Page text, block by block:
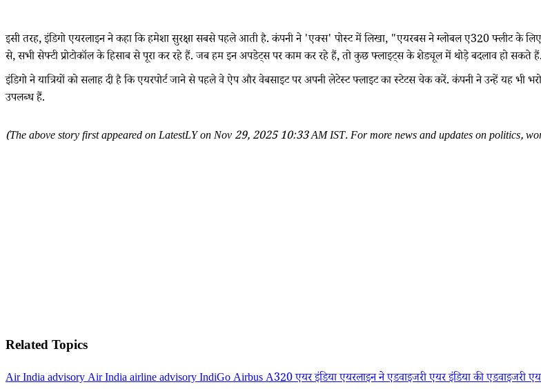
इसी तरह, इंडिगो एयरलाइन ने कहा कि हमेशा सुरक्षा सबसे पहले आती है. कंपनी ने 'एक्स' पोस्ट में लिखा, "एयरबस ने ग्लोबल ए320 फ्लीट के
से, सभी सेफ्टी प्रोटोकॉल के हिसाब से पूरा कर रहे हैं. जब हम इन अपडेट्स पर काम कर रहे हैं, तो कुछ फ्लाइट्स के शेड्यूल में थोड़े बदलाव हो सकते
इंडिगो ने यात्रियों को सलाह दी है कि एयरपोर्ट जाने से पहले वे ऐप और वेबसाइट पर अपनी लेटेस्ट फ्लाइट का स्टेटस चेक करें. कंपनी ने उन्हें यह
उपलब्ध हैं.
(The above story first appeared on LatestLY on Nov 29, 2025 10:33 AM IST. For more news and updates on politics,
Related Topics
Air India advisoryAir India airline advisoryIndiGo Airbus A320एयर इंडिया एयरलाइन ने एडवाइजरीएयर इंडिया की एडवाइजरी